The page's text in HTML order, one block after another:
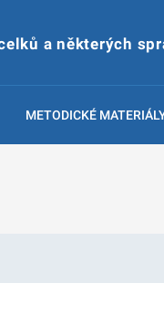
a některých
METODICKÉ